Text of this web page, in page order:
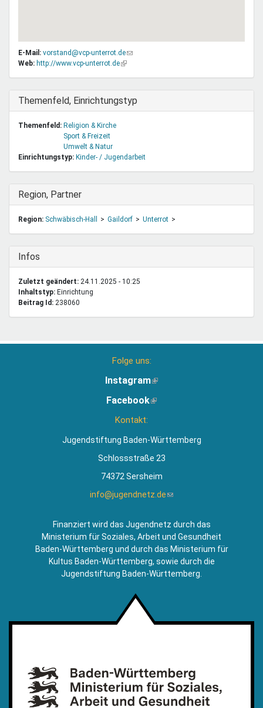
E-Mail: vorstand@vcp-unterrot.de(Link
sendet
Web: http://www.vcp-unterrot.de(Link
Ausblenden
Themenfeld, Einrichtungstyp
Themenfeld: Religion & Kirche
Sport & Freizeit
Umwelt & Natur
Einrichtungstyp: Kinder- / Jugendarbeit
Ausblenden
Region, Partner
Region: Schwäbisch-Hall Gaildorf Unterrot
Ausblenden
Infos
Zuletzt geändert: 24.11.2025 - 10:25
Inhaltstyp:
einrichtung
Beitrag Id: 238060
Folge uns:
Instagram(Link
extern)
Facebook(Link
Kontakt:
Jugendstiftung Baden-Württemberg
Schlossstraße 23
74372 Sersheim
info@jugendnetz.de(Link
Mail)
Finanziert wird das Jugendnetz durch das
Ministerium für Soziales, Arbeit und Gesundheit
Baden-Württemberg und durch das Ministerium für
Kultus Baden-Württemberg, sowie durch die
Jugendstiftung Baden-Württemberg.